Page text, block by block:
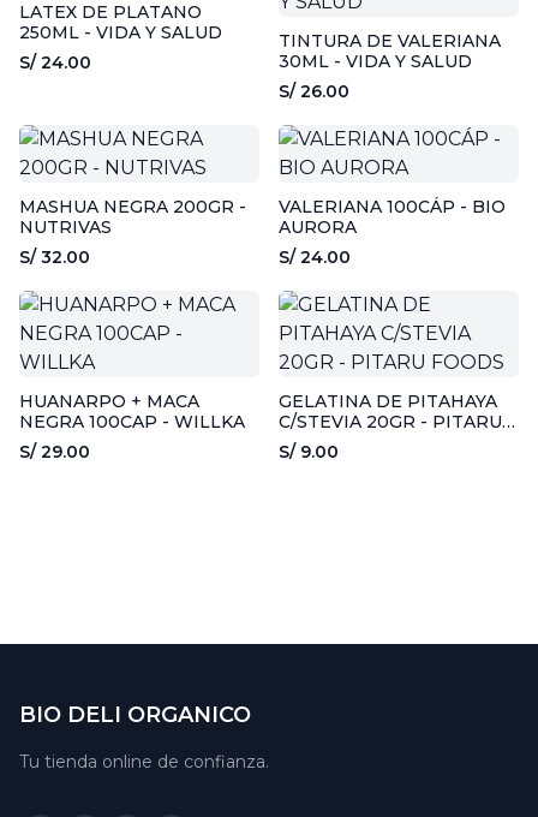
LATEX DE PLATANO
250ML - VIDA Y SALUD
S/ 24.00
TINTURA DE VALERIANA
30ML - VIDA Y SALUD
S/ 26.00
MASHUA NEGRA 200GR -
NUTRIVAS
S/ 32.00
VALERIANA 100CÁP - BIO
AURORA
S/ 24.00
HUANARPO + MACA
NEGRA 100CAP - WILLKA
S/ 29.00
GELATINA DE PITAHAYA
C/STEVIA 20GR - PITARU
FOODS
S/ 9.00
BIO DELI ORGANICO
Tu tienda online de confianza.